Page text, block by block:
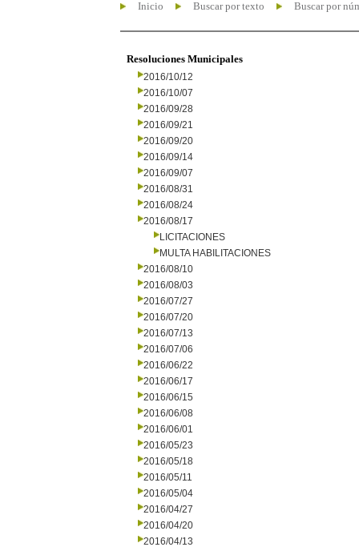
Inicio Buscar por texto Buscar por
Resoluciones Municipales
2016/10/12
2016/10/07
2016/09/28
2016/09/21
2016/09/20
2016/09/14
2016/09/07
2016/08/31
2016/08/24
2016/08/17
LICITACIONES
MULTA HABILITACIONES
2016/08/10
2016/08/03
2016/07/27
2016/07/20
2016/07/13
2016/07/06
2016/06/22
2016/06/17
2016/06/15
2016/06/08
2016/06/01
2016/05/23
2016/05/18
2016/05/11
2016/05/04
2016/04/27
2016/04/20
2016/04/13